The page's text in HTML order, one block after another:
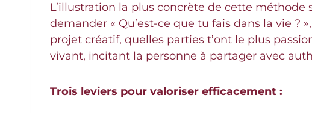
L’illustration la plus concrète de cette
demander « Qu’est-ce que tu fais dans la vie ?
projet créatif, quelles parties t’ont le plus
vivant, incitant la personne à partager avec
Trois leviers pour valoriser efficacement :